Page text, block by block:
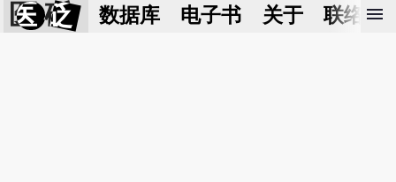
医 砭 数据库 电子书 关于 联络我
menu